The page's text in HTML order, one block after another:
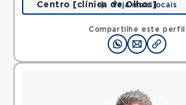
Compartilhe este perfil
Centro [clínica de Olhos]
Rua Quinze de Novembro, Centro,
Mapa
Veja mais locais